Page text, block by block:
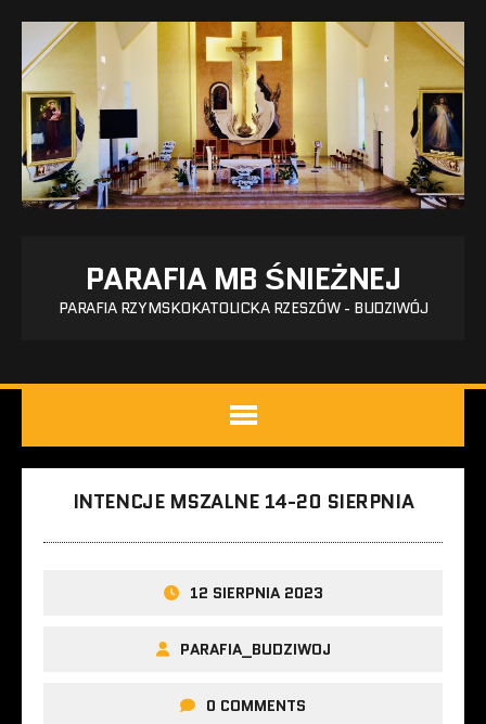
PARAFIA MB ŚNIEŻNEJ
PARAFIA RZYMSKOKATOLICKA RZESZÓW - BUDZIWÓJ
INTENCJE MSZALNE 14-20 SIERPNIA
12 SIERPNIA 2023
PARAFIA_BUDZIWOJ
0 COMMENTS